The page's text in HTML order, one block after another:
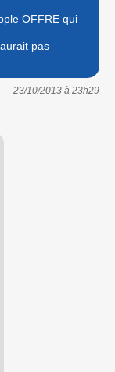
OFFRE qui
pas
23/10/2013 à 23h29